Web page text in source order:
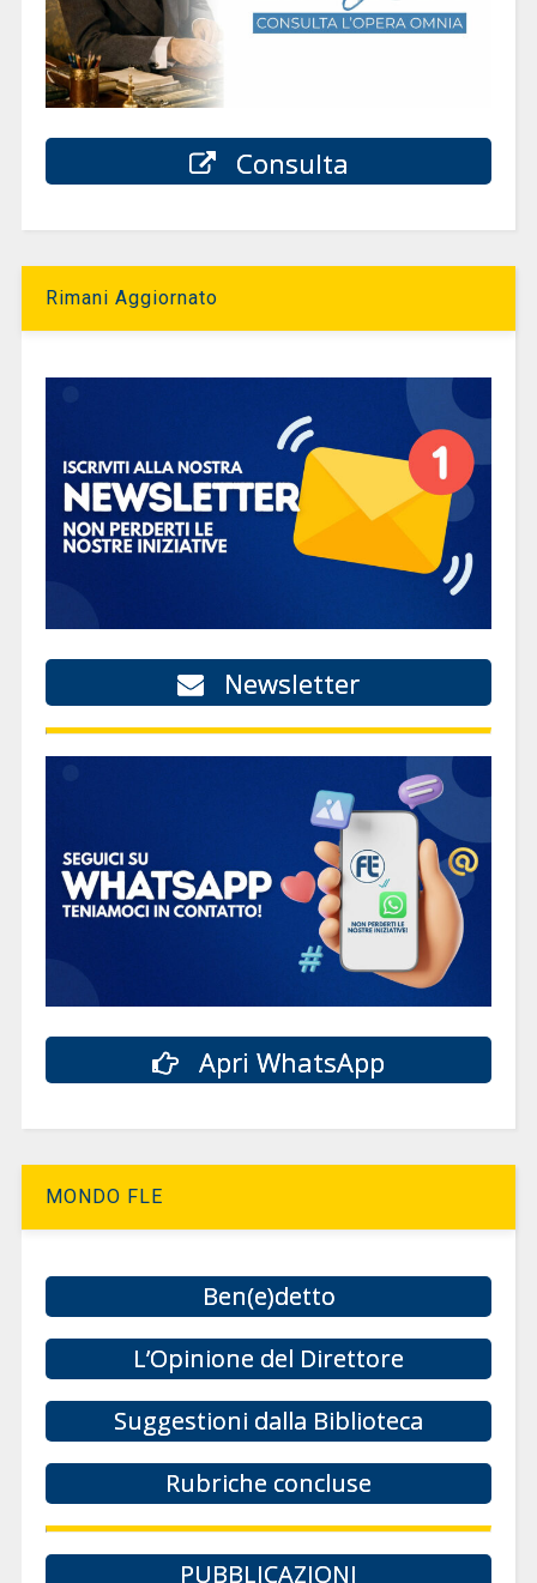
Consulta
Rimani Aggiornato
Newsletter
Apri WhatsApp
MONDO FLE
Ben(e)detto
L’Opinione del Direttore
Suggestioni dalla Biblioteca
Rubriche concluse
PUBBLICAZIONI